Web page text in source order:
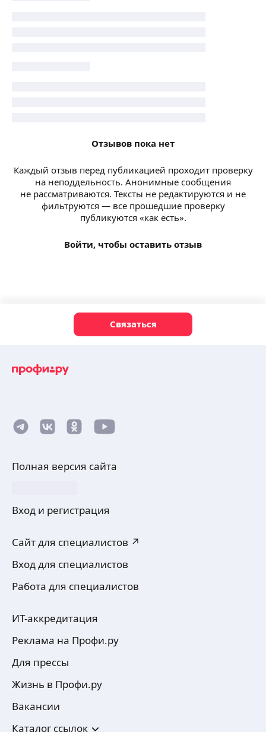
Отзывов пока нет
Каждый отзыв перед публикацией проходит проверку
на неподдельность. Анонимные сообщения
не рассматриваются. Тексты не редактируются и не
фильтруются — все прошедшие проверку
публикуются «как есть».
Войти, чтобы оставить отзыв
Связаться
Полная версия сайта
Вход и регистрация
Сайт для специалистов ↗
Вход для специалистов
Работа для специалистов
ИТ-аккредитация
Реклама на Профи.ру
Для прессы
Жизнь в Профи.ру
Вакансии
Каталог ссылок